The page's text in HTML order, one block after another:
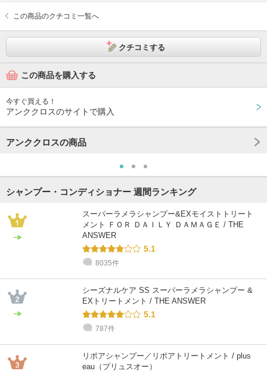
この商品のクチコミ一覧へ
クチコミする
この商品を購入する
今すぐ買える！
アンククロスのサイトで購入
アンククロスの商品
シャンプー・コンディショナー 週間ランキング
スーパーラメラシャンプー&EXモイストトリート
メント ＦＯＲ ＤＡＩＬＹ ＤＡＭＡＧＥ / THE
ANSWER
5.1
8035件
シーズナルケア SS スーパーラメラシャンプー &
EXトリートメント / THE ANSWER
5.1
787件
リポアシャンプー／リポアトリートメント / plus
eau（プリュスオー）